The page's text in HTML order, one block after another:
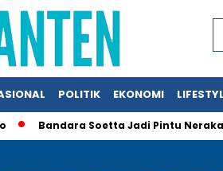
POLITIK EKONOMI
Bandara Soetta Jadi Pintu Neraka